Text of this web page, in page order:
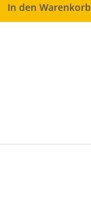
In den Warenkorb